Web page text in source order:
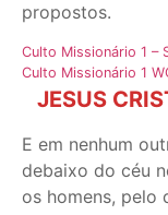
propostos.
Culto Missionário 1 –
Culto Missionário 1
JESUS
E em nenhum
debaixo do céu
os homens, pelo